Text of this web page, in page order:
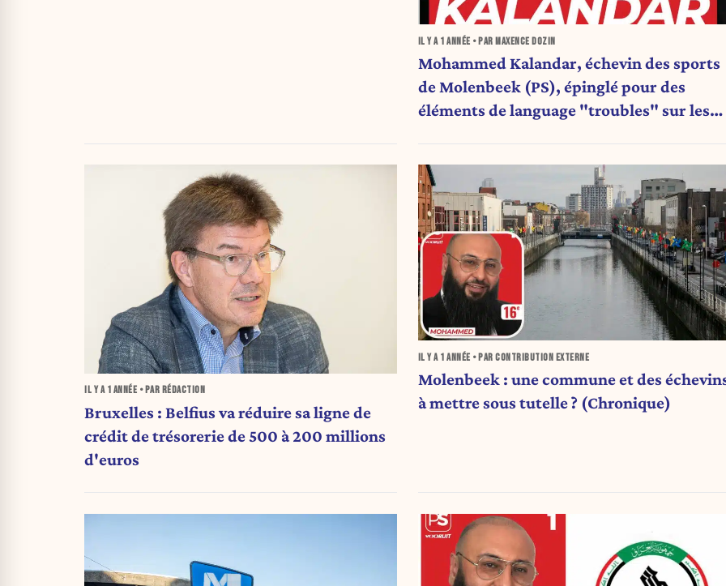
IL Y A 1 ANNÉE • PAR MAXENCE DOZIN
Mohammed Kalandar, échevin des sports
de Molenbeek (PS), épinglé pour des
éléments de language "troubles" sur les
IL Y A 1 ANNÉE • PAR RÉDACTION
Bruxelles : Belfius va réduire sa ligne de
crédit de trésorerie de 500 à 200 millions
d'euros
IL Y A 1 ANNÉE • PAR CONTRIBUTION EXTERNE
Molenbeek : une commune et des
à mettre sous tutelle ? (Chronique)